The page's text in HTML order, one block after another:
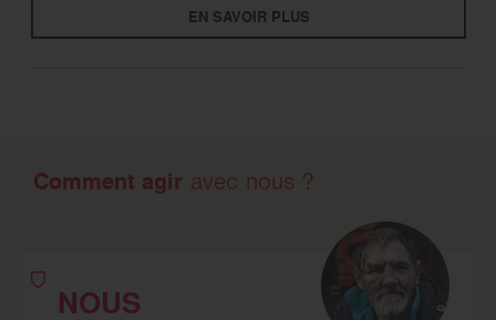
EN SAVOIR PLUS
Comment agir avec nous ?
NOUS